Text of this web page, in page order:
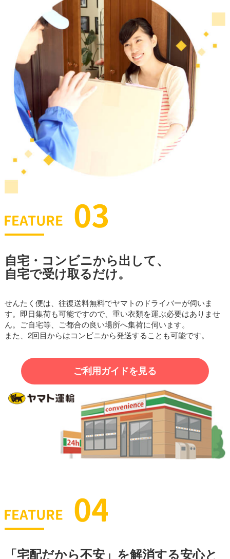
自宅・コンビニから出して、
自宅で受け取るだけ。
せんたく便は、往復送料無料でヤマトのドライバーが伺いま
す。即日集荷も可能ですので、重い衣類を運ぶ必要はありませ
ん。ご自宅等、ご都合の良い場所へ集荷に伺います。
また、2回目からはコンビニから発送することも可能です。
ご利用ガイドを見る
「宅配だから不安」を解消する安心と